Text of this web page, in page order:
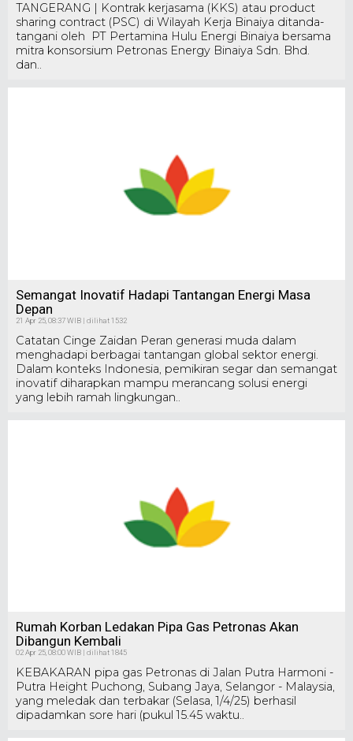
TANGERANG | Kontrak kerjasama (KKS) atau product
sharing contract (PSC) di Wilayah Kerja Binaiya ditanda-
tangani oleh PT Pertamina Hulu Energi Binaiya bersama
mitra konsorsium Petronas Energy Binaiya Sdn. Bhd.
dan..
Semangat Inovatif Hadapi Tantangan Energi Masa
Depan
21 Apr 25, 08:37 WIB | dilihat 1532
Catatan Cinge Zaidan Peran generasi muda dalam
menghadapi berbagai tantangan global sektor energi.
Dalam konteks Indonesia, pemikiran segar dan semangat
inovatif diharapkan mampu merancang solusi energi
yang lebih ramah lingkungan..
Rumah Korban Ledakan Pipa Gas Petronas Akan
Dibangun Kembali
02 Apr 25, 08:00 WIB | dilihat 1845
KEBAKARAN pipa gas Petronas di Jalan Putra Harmoni -
Putra Height Puchong, Subang Jaya, Selangor - Malaysia,
yang meledak dan terbakar (Selasa, 1/4/25) berhasil
dipadamkan sore hari (pukul 15.45 waktu..